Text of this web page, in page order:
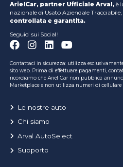
ArielCar, partner Ufficiale Arval, è
nazionale di Usato Aziendale Tracciabile,
controllata e garantita.
Seguici sui Social!
Contattaci in sicurezza: utilizza
sito web. Prima di effettuare pagamenti,
ricordiamo che Ariel Car non pubblica
Marketplace e non utilizza numeri di
Le nostre auto
Chi siamo
Arval AutoSelect
Supporto